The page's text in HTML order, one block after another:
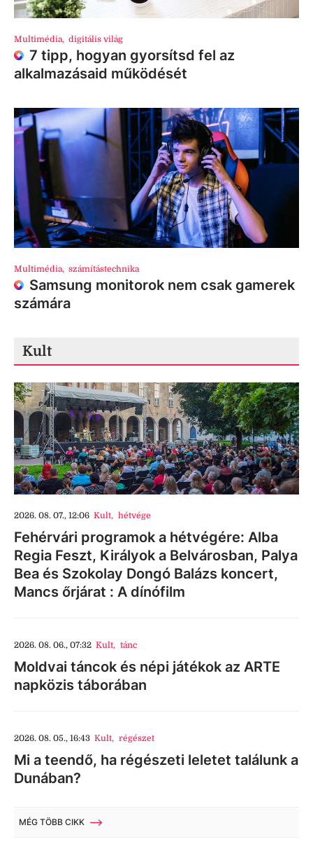
Multimédia, digitális világ
7 tipp, hogyan gyorsítsd fel az
alkalmazásaid működését
Multimédia, számítástechnika
Samsung monitorok nem csak gamerek
számára
Kult
2026. 08. 07., 12:06 Kult, hétvége
Fehérvári programok a hétvégére: Alba
Regia Feszt, Királyok a Belvárosban, Palya
Bea és Szokolay Dongó Balázs koncert,
Mancs őrjárat : A dínófilm
2026. 08. 06., 07:32 Kult, tánc
Moldvai táncok és népi játékok az ARTE
napközis táborában
2026. 08. 05., 16:43 Kult, régészet
Mi a teendő, ha régészeti leletet találunk a
Dunában?
MÉG TÖBB CIKK